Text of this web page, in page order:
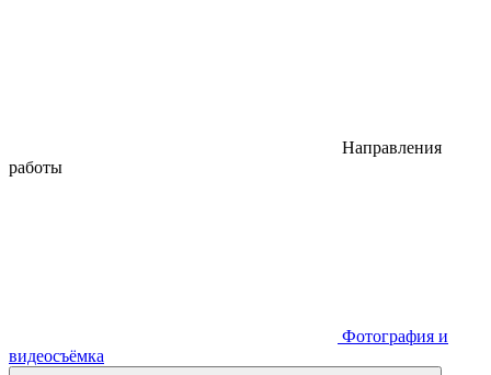
Направления
работы
Фотография и
видеосъёмка